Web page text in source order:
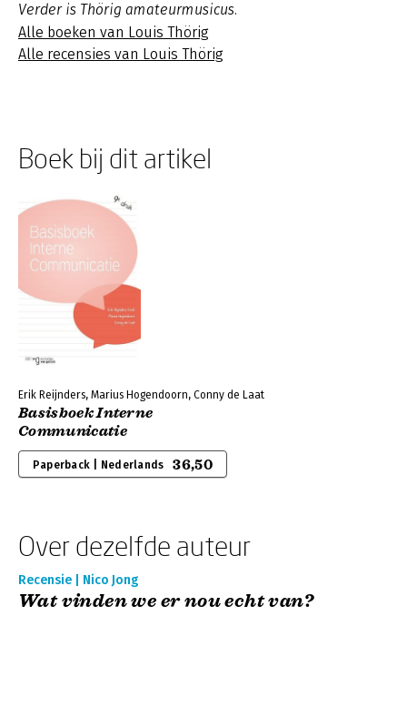
Verder is Thörig amateurmusicus.
Alle boeken van Louis Thörig
Alle recensies van Louis Thörig
Boek bij dit artikel
Erik Reijnders, Marius Hogendoorn, Conny de Laat
Basisboek Interne
Communicatie
Paperback | Nederlands 36,50
Over dezelfde auteur
Recensie | Nico Jong
Wat vinden we er nou echt van?